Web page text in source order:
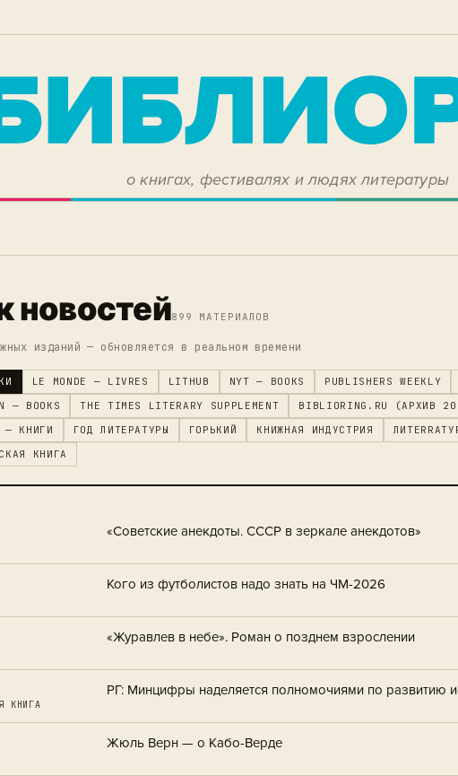
о книгах, фестивалях и людях литературы
новостей899 МАТЕРИАЛОВ
изданий — обновляется в реальном времени
LE MONDE — LIVRES LITHUB NYT — BOOKS PUBLISHERS WEEKLY
— BOOKS
THE TIMES LITERARY SUPPLEMENT
BIBLIORING.RU (АРХИВ
— КНИГИ
ГОД ЛИТЕРАТУРЫ ГОРЬКИЙ КНИЖНАЯ ИНДУСТРИЯ
КНИГА
«Советские анекдоты. СССР в зеркале анекдотов»
Кого из футболистов надо знать на ЧМ-2026
«Журавлев в небе». Роман о позднем взрослении
КНИГА
РГ: Минцифры наделяется полномочиями по развитию
Жюль Верн — о Кабо-Верде